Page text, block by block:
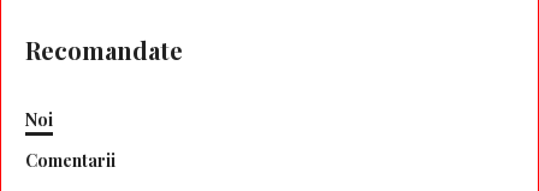
Recomandate
Noi
Comentarii